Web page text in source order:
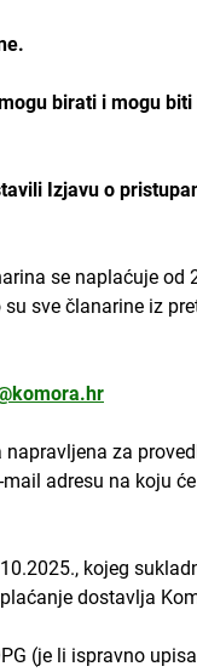
birati i mogu
Izjavu o
se naplaćuje od
sve članarine iz
za
adresu na koju
kojeg
dostavlja
(je li ispravno